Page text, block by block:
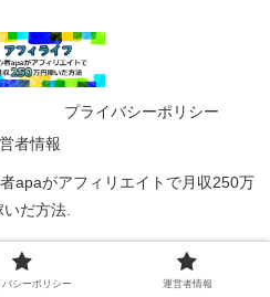
プライバシーポリシー
者情報
apaがアフィリエイトで月収250万
いだ方法.
バシーポリシー 運営者情報